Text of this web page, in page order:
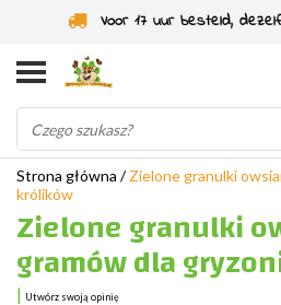
Specjaliści od
Strona główna /Zielone granulki
królików
Zielone granulki
gramów dla
| Utwórz swoją opinię